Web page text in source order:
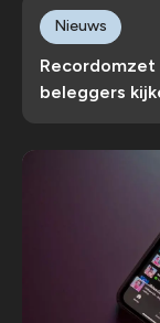
beleggers
Nieuws